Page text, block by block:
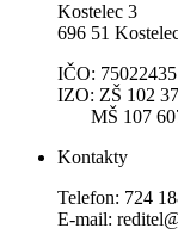
Kostelec 3
696 51
IČO: 75022435
IZO: ZŠ 102
MŠ 107
Kontakty
Telefon: 724
E-mail: